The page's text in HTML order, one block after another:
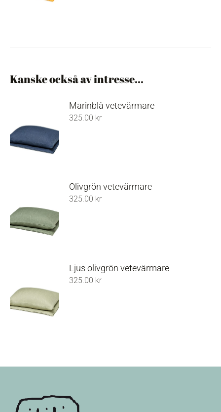
Kanske också av intresse...
Marinblå vetevärmare
325.00 kr
Olivgrön vetevärmare
325.00 kr
Ljus olivgrön vetevärmare
325.00 kr